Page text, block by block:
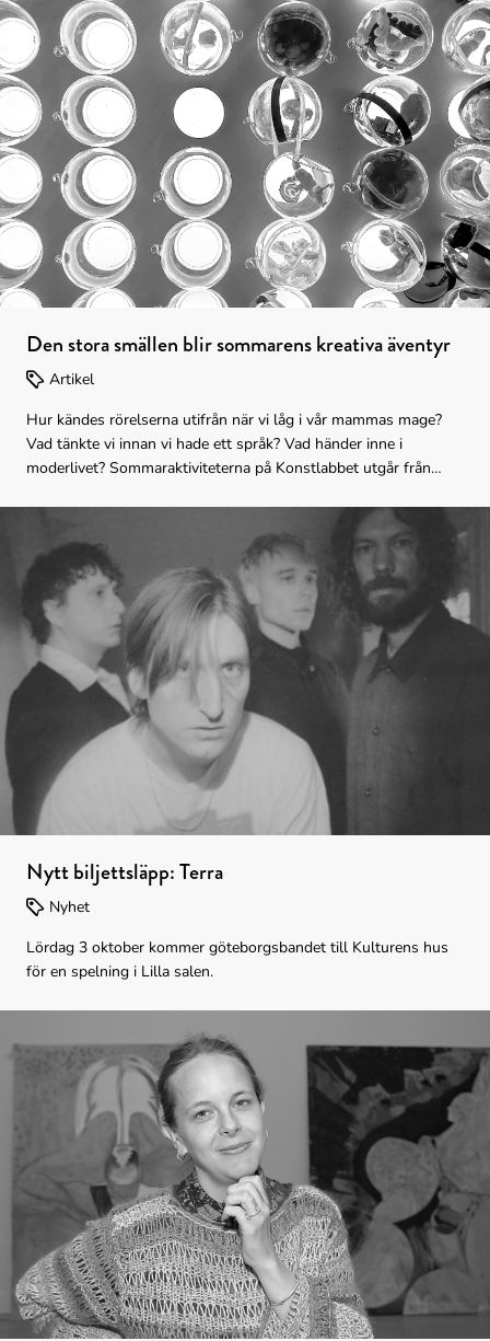
Den stora smällen blir sommarens kreativa äventyr
Artikel
Hur kändes rörelserna utifrån när vi låg i vår mammas mage?
Vad tänkte vi innan vi hade ett språk? Vad händer inne i
moderlivet? Sommaraktiviteterna på Konstlabbet utgår från
deltagarna bland annat utforska graviditet, förändring och
födelse
Nytt biljettsläpp: Terra
Nyhet
Lördag 3 oktober kommer göteborgsbandet till Kulturens hus
för en spelning i Lilla salen.